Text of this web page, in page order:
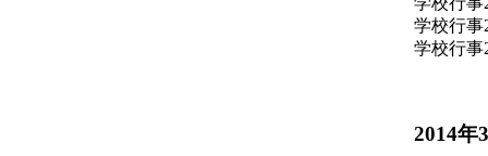
学校行事
学校行事
2014年